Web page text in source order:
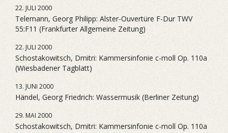
22. JULI 2000
Telemann, Georg Philipp: Alster-Ouvertüre F-Dur TWV
55:F11 (Frankfurter Allgemeine Zeitung)
22. JULI 2000
Schostakowitsch, Dmitri: Kammersinfonie c-moll Op. 110a
(Wiesbadener Tagblatt)
13. JUNI 2000
Händel, Georg Friedrich: Wassermusik (Berliner Zeitung)
29. MAI 2000
Schostakowitsch, Dmitri: Kammersinfonie c-moll Op. 110a